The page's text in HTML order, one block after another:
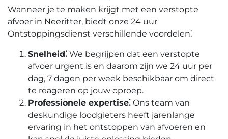
Wanneer je te maken krijgt met een verstopte
afvoer in Neeritter, biedt onze 24 uur
Ontstoppingsdienst verschillende voordelen⁚
Snelheid⁚ We begrijpen dat een verstopte
afvoer urgent is en daarom zijn we 24 uur per
dag, 7 dagen per week beschikbaar om direct
te reageren op jouw oproep.​
Professionele expertise⁚ Ons team van
deskundige loodgieters heeft jarenlange
ervaring in het ontstoppen van afvoeren en